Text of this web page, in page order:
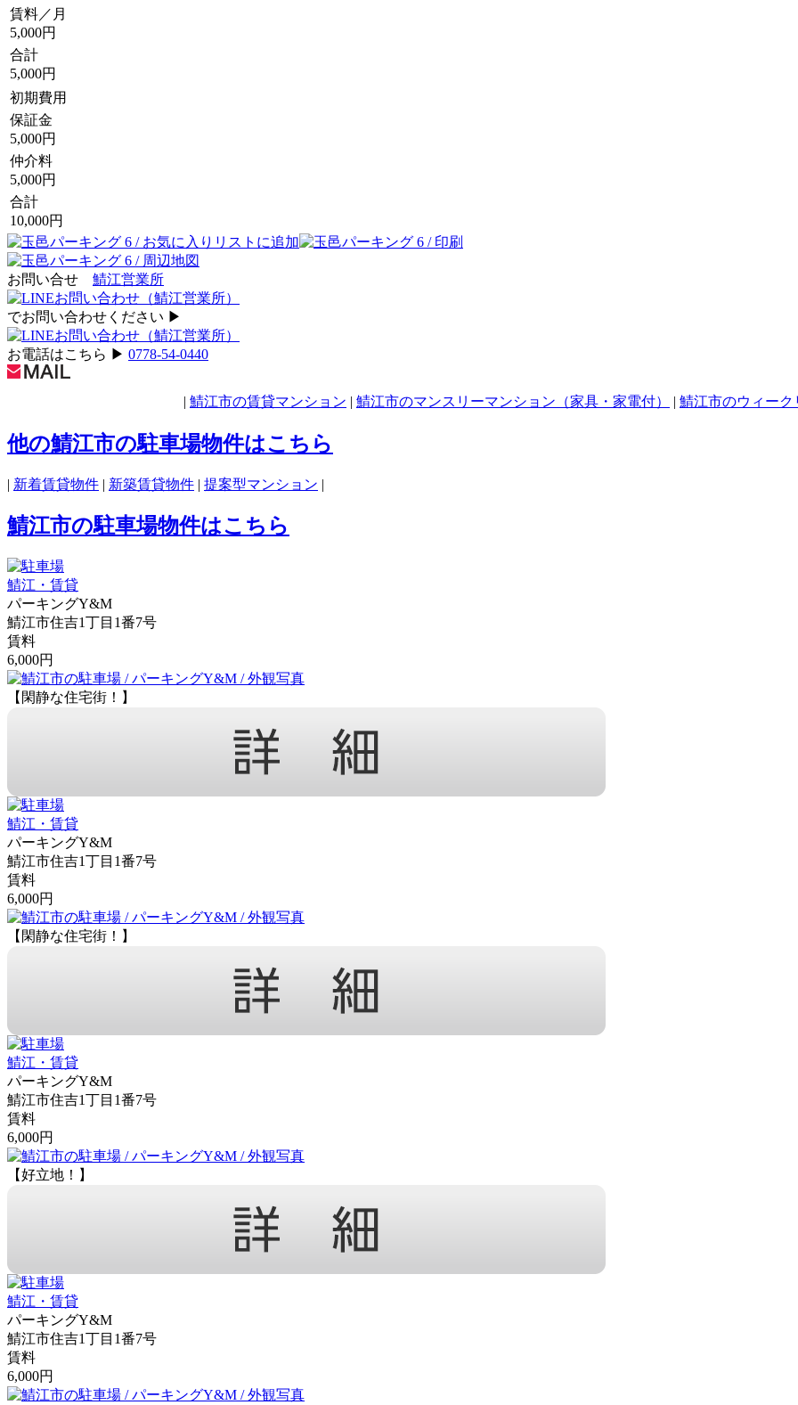
賃料／月
5,000円
合計
5,000円
初期費用
保証金
5,000円
仲介料
5,000円
合計
10,000円
お問い合せ 鯖江営業所
でお問い合わせください ▶︎
お電話はこちら ▶︎ 0778-54-0440
| 鯖江市の賃貸マンション | 鯖江市のマンスリーマンション（家具・家電付） | 鯖江市のウィーク
他の鯖江市の駐車場物件はこちら
| 新着賃貸物件 | 新築賃貸物件 | 提案型マンション |
鯖江市の駐車場物件はこちら
鯖江・賃貸
パーキングY&M
鯖江市住吉1丁目1番7号
賃料
6,000円
【閑静な住宅街！】
鯖江・賃貸
パーキングY&M
鯖江市住吉1丁目1番7号
賃料
6,000円
【閑静な住宅街！】
鯖江・賃貸
パーキングY&M
鯖江市住吉1丁目1番7号
賃料
6,000円
【好立地！】
鯖江・賃貸
パーキングY&M
鯖江市住吉1丁目1番7号
賃料
6,000円